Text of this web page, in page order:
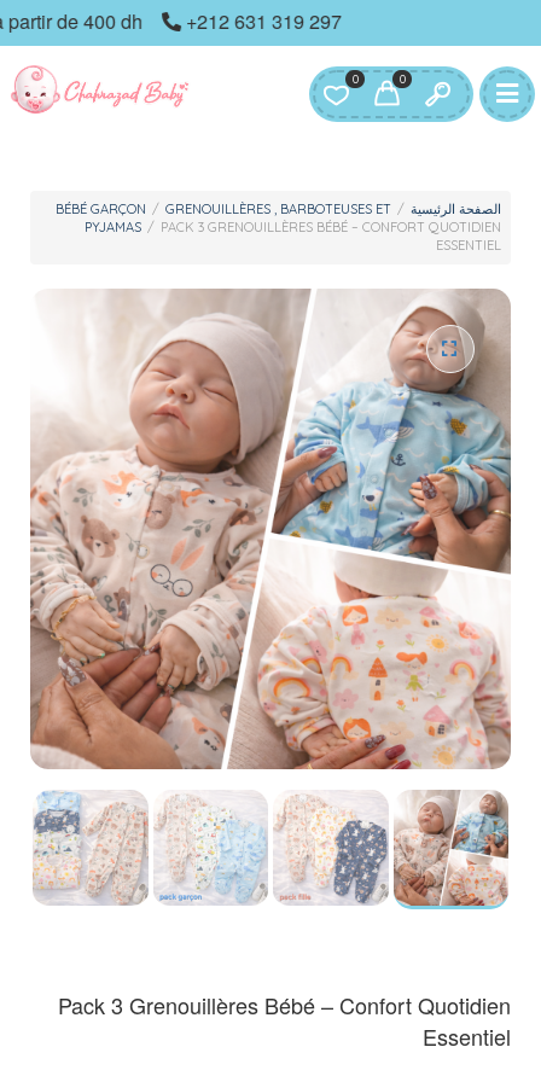
de 400 dh +212 631 319 297
0
0
الصفحة الرئيسية /
BÉBÉ GARÇON / GRENOUILLÈRES , BARBOTEUSES ET
PYJAMAS / PACK 3 GRENOUILLÈRES BÉBÉ – CONFORT QUOTIDIEN
ESSENTIEL
🔍
Pack 3 Grenouillères Bébé – Confort Quotidien
Essentiel